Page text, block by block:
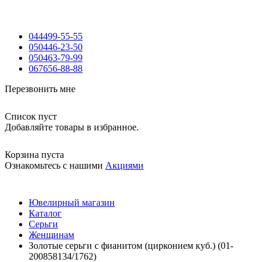
044499-55-55
050446-23-50
050463-79-99
067656-88-88
Перезвонить мне
Список пуст
Добавляйте товары в избранное.
Корзина пуста
Ознакомьтесь с нашими Акциями
Ювелирный магазин
Каталог
Серьги
Женщинам
Золотые серьги с фианитом (цирконием куб.) (01-
200858134/1762)